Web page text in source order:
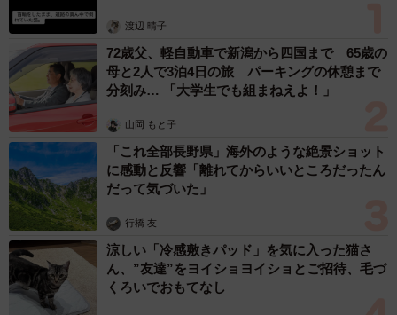
渡辺 晴子
72歳父、軽自動車で新潟から四国まで 65歳の
母と2人で3泊4日の旅 パーキングの休憩まで
分刻み… 「大学生でも組まねえよ！」
山岡 もと子
「これ全部長野県」海外のような絶景ショット
に感動と反響「離れてからいいところだったん
だって気づいた」
行橋 友
涼しい「冷感敷きパッド」を気に入った猫さ
ん、”友達”をヨイショヨイショとご招待、毛づ
くろいでおもてなし